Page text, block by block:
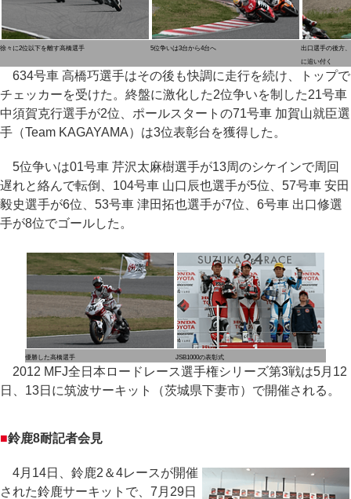
徐々に2位以下を離す高橋選手 5位争いは3台から4台へ
出口選手の後方
に追い付く
634号車 高橋巧選手はその後も快調に走行を続け、トップで
チェッカーを受けた。終盤に激化した2位争いを制した21号車
中須賀克行選手が2位、ポールスタートの71号車 加賀山就臣選
手（Team KAGAYAMA）は3位表彰台を獲得した。
5位争いは01号車 芹沢太麻樹選手が13周のシケインで周回
遅れと絡んで転倒、104号車 山口辰也選手が5位、57号車 安田
毅史選手が6位、53号車 津田拓也選手が7位、6号車 出口修選
手が8位でゴールした。
優勝した高橋選手 JSB1000の表彰式
2012 MFJ全日本ロードレース選手権シリーズ第3戦は5月12
日、13日に筑波サーキット（茨城県下妻市）で開催される。
■鈴鹿8耐記者会見
4月14日、鈴鹿2＆4レースが開催
された鈴鹿サーキットで、7月29日